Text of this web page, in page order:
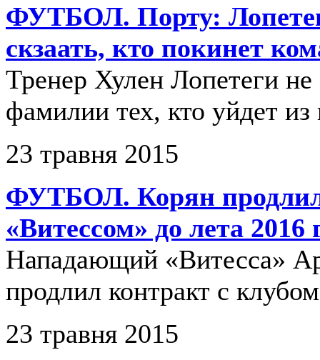
ФУТБОЛ. Порту:
скзаать, кто покинет
Тренер Хулен Лопетеги не
фамилии тех, кто уйдет
23 травня 2015
ФУТБОЛ. Корян
«Витессом» до лета 2016
Нападающий «Витесса»
продлил контракт с
23 травня 2015